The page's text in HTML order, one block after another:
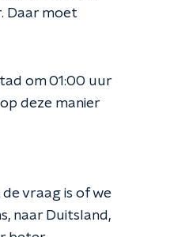
Daar moet
om 01:00 uur
deze manier
vraag is of we
naar Duitsland,